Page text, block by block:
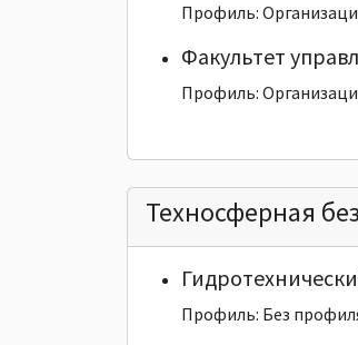
Профиль:
Факультет
Профиль:
Техносферная
Профиль: Без